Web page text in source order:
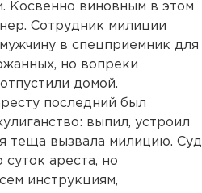
Косвенно виновным в этом
Сотрудник милиции
в спецприемник для
но вопреки
домой.
последний был
выпил, устроил
теща вызвала милицию. Суд
суток ареста, но
инструкциям,